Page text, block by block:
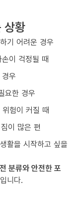
상황
기 어려운 경우
이 걱정될 때
우
요한 경우
험이 커질 때
이 많은 편
활을 시작하고 싶을
분류와 안전한 포
니다.